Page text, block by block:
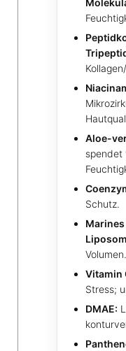
Aloe-
spendet
Schutz.
Volumen.
Vitamin
Stress;
DMAE: